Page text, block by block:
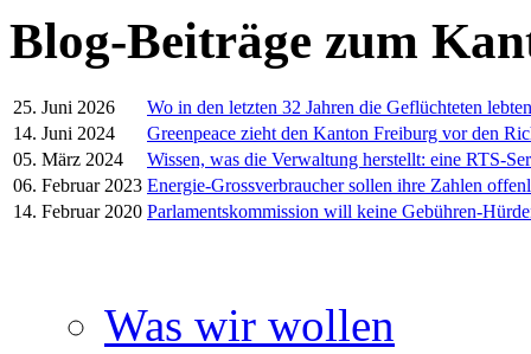
Blog-Beiträge zum
25. Juni 2026
Wo in den letzten 32 Jahren die Geflüchteten lebten
14. Juni 2024
Greenpeace zieht den Kanton Freiburg vor den
05. März 2024
Wissen, was die Verwaltung herstellt: eine RTS-
06. Februar 2023 Energie-Grossverbraucher sollen ihre Zahlen
14. Februar 2020 Parlamentskommission will keine Gebühren-
Was wir wollen